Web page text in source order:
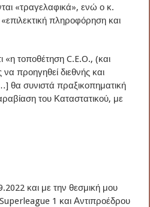
«τραγελαφικά», ενώ ο κ.
πληροφόρηση και
«η τοποθέτηση C.E.O., (και
προηγηθεί διεθνής και
θα συνιστά πραξικοπηματική
του Καταστατικού, με
και με την θεσμική μου
1 και Αντιπροέδρου